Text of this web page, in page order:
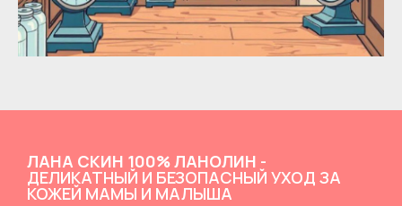
ЛАНА СКИН 100% ЛАНОЛИН -
ДЕЛИКАТНЫЙ И БЕЗОПАСНЫЙ УХОД ЗА
КОЖЕЙ МАМЫ И МАЛЫША